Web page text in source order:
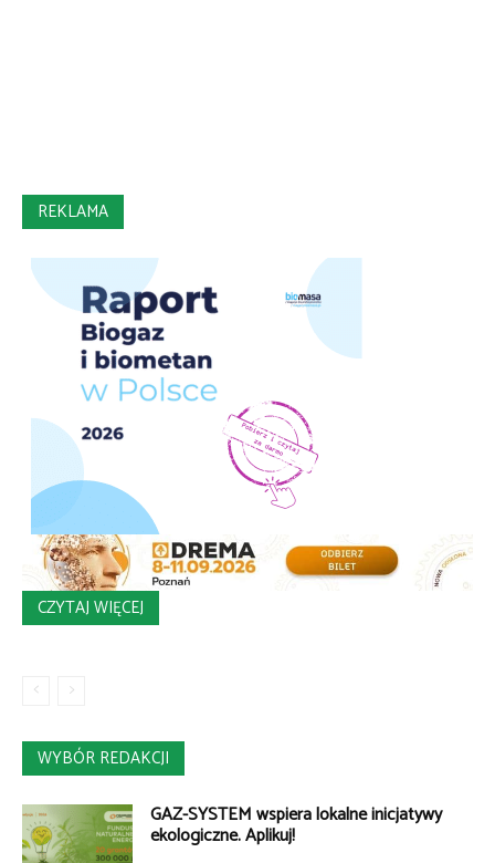
REKLAMA
CZYTAJ WIĘCEJ
WYBÓR REDAKCJI
GAZ-SYSTEM wspiera lokalne inicjatywy
ekologiczne. Aplikuj!